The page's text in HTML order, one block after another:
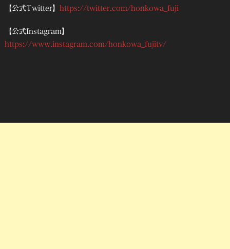
【公式Twitter】 https://twitter.com/honkowa_fuji
【公式Instagram】
https://www.instagram.com/honkowa_fujitv/